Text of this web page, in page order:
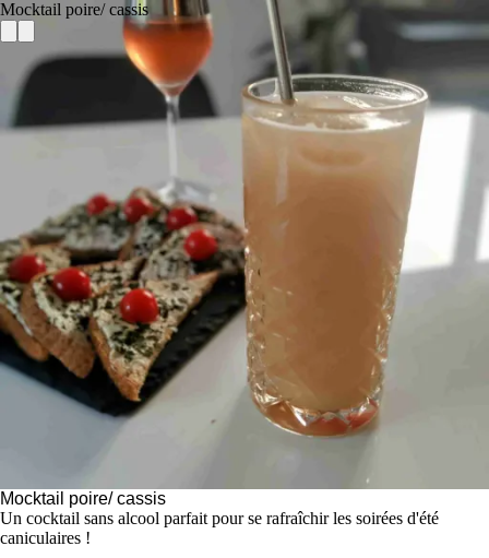
Mocktail poire/ cassis
Mocktail poire/ cassis
Un cocktail sans alcool parfait pour se rafraîchir les soirées d'été
caniculaires !